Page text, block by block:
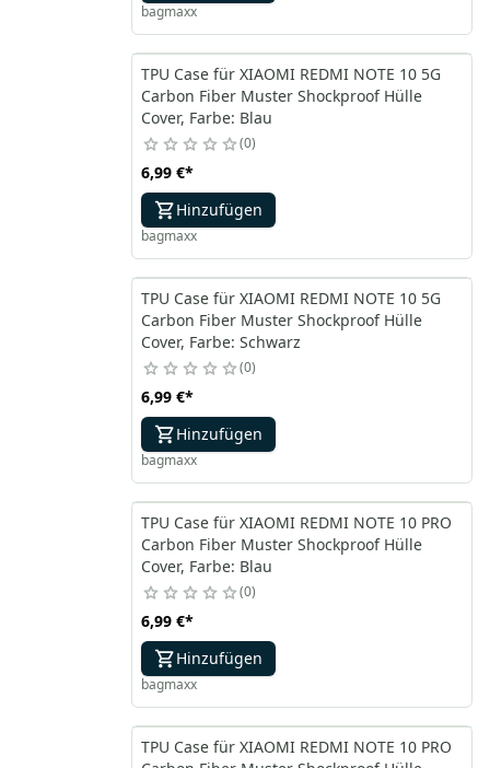
bagmaxx
TPU Case für XIAOMI REDMI NOTE 10 5G
Carbon Fiber Muster Shockproof Hülle
Cover, Farbe: Blau
0
6,99 €*
Hinzufügen
bagmaxx
TPU Case für XIAOMI REDMI NOTE 10 5G
Carbon Fiber Muster Shockproof Hülle
Cover, Farbe: Schwarz
0
6,99 €*
Hinzufügen
bagmaxx
TPU Case für XIAOMI REDMI NOTE 10 PRO
Carbon Fiber Muster Shockproof Hülle
Cover, Farbe: Blau
0
6,99 €*
Hinzufügen
bagmaxx
TPU Case für XIAOMI REDMI NOTE 10 PRO